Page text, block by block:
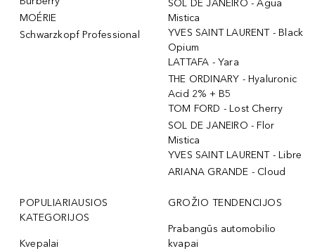
MOÉRIE
Schwarzkopf Professional
SOL DE JANEIRO - Agua
Mistica
YVES SAINT LAURENT - Black
Opium
LATTAFA - Yara
THE ORDINARY - Hyaluronic
Acid 2% + B5
TOM FORD - Lost Cherry
SOL DE JANEIRO - Flor
Mistica
YVES SAINT LAURENT - Libre
ARIANA GRANDE - Cloud
POPULIARIAUSIOS
KATEGORIJOS
Kvepalai
GROŽIO TENDENCIJOS
Prabangūs automobilio
kvapai